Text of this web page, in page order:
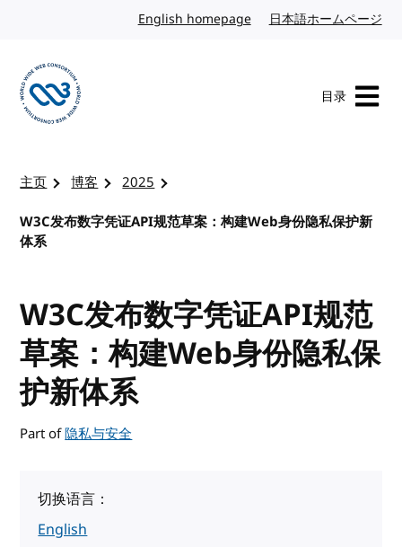
English homepage英文日本語ホームページ
目录
主页 博客
2025
W3C发布数字凭证API规范草案：构建Web身份隐私保护新
体系
W3C发布数字凭证API规范
草案：构建Web身份隐私保
护新体系
Part of隐私与安全
切换语言：
English